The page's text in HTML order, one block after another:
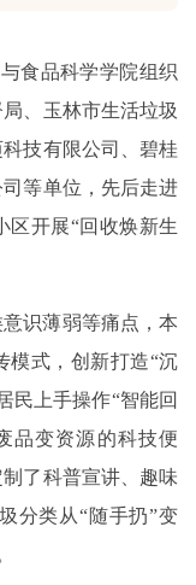
食品科学学院组织
、玉林市生活垃圾
技有限公司、碧桂
等单位，先后走进
区开展“回收焕新生
识薄弱等痛点，本
模式，创新打造“沉
民上手操作“智能回
品变资源的科技便
了科普宣讲、趣味
分类从“随手扔”变